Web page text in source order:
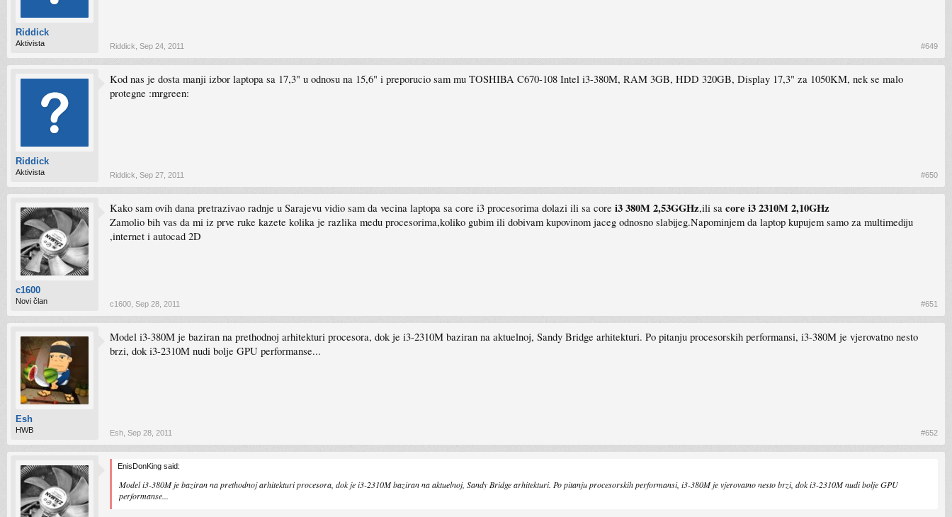
Riddick
Aktivista Riddick Sep 24, 2011 #649
Riddick
Aktivista
Kod nas je dosta manji izbor laptopa sa 17,3" u odnosu na 15,6" i preporucio sam mu TOSHIBA C670-108 Intel i3-380M, RAM 3GB, HDD 320GB, Display 17,3" za 1050KM, nek se malo
protegne :mrgreen:
Riddick Sep 27, 2011 #650
c1600
Novi član
Kako sam ovih dana pretrazivao radnje u Sarajevu vidio sam da vecina laptopa sa core i3 procesorima dolazi ili sa core i3 380M 2,53GGHz,ili sa core i3 2310M 2,10GHz
Zamolio bih vas da mi iz prve ruke kazete kolika je razlika medu procesorima,koliko gubim ili dobivam kupovinom jaceg odnosno slabijeg.Napominjem da laptop kupujem samo za multimediju
,internet i autocad 2D
c1600 Sep 28, 2011 #651
Esh
HWB
Model i3-380M je baziran na prethodnoj arhitekturi procesora, dok je i3-2310M baziran na aktuelnoj, Sandy Bridge arhitekturi. Po pitanju procesorskih performansi, i3-380M je vjerovatno nesto
brzi, dok i3-2310M nudi bolje GPU performanse...
Esh Sep 28, 2011 #652
EnisDonKing said:
Model i3-380M je baziran na prethodnoj arhitekturi procesora, dok je i3-2310M baziran na aktuelnoj, Sandy Bridge arhitekturi. Po pitanju procesorskih performansi, i3-380M je vjerovatno nesto brzi, dok i3-2310M nudi bolje GPU
performanse...